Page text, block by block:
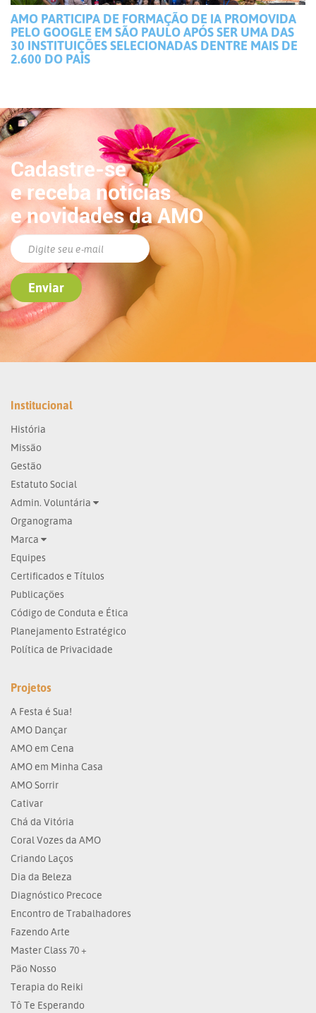
AMO PARTICIPA DE FORMAÇÃO DE IA PROMOVIDA
PELO GOOGLE EM SÃO PAULO APÓS SER UMA DAS
30 INSTITUIÇÕES SELECIONADAS DENTRE MAIS DE
2.600 DO PAÍS
Cadastre-se
e receba notícias
e novidades da AMO
Institucional
História
Missão
Gestão
Estatuto Social
Admin. Voluntária
Organograma
Marca
Equipes
Certificados e Títulos
Publicações
Código de Conduta e Ética
Planejamento Estratégico
Política de Privacidade
Projetos
A Festa é Sua!
AMO Dançar
AMO em Cena
AMO em Minha Casa
AMO Sorrir
Cativar
Chá da Vitória
Coral Vozes da AMO
Criando Laços
Dia da Beleza
Diagnóstico Precoce
Encontro de Trabalhadores
Fazendo Arte
Master Class 70 +
Pão Nosso
Terapia do Reiki
Tô Te Esperando